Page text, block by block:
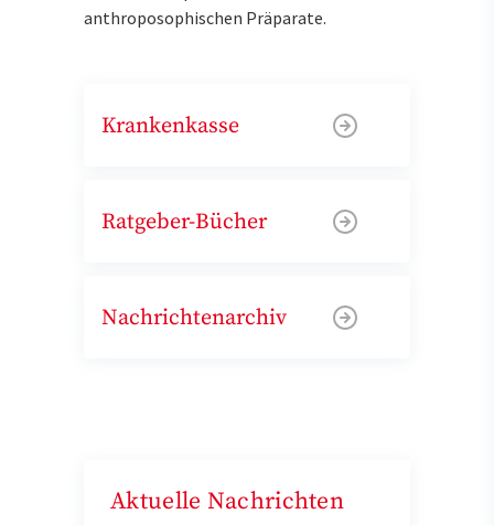
anthroposophischen Präparate.
Krankenkasse
Ratgeber-Bücher
Nachrichtenarchiv
Aktuelle Nachrichten